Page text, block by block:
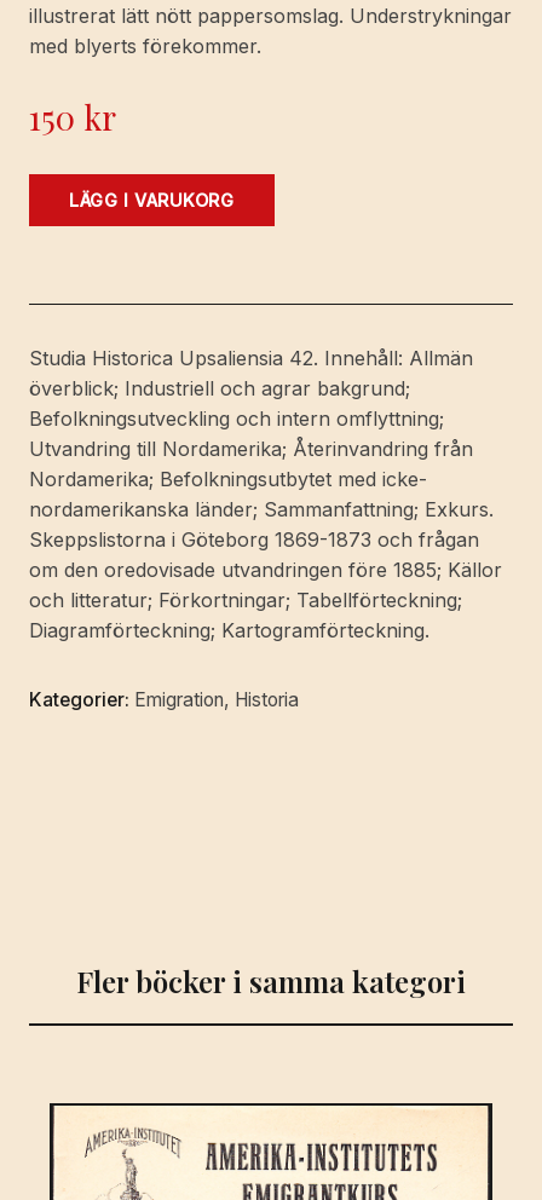
illustrerat lätt nött pappersomslag. Understrykningar
med blyerts förekommer.
150 kr
Västernorrland
1913.
och
återinvandring.
With
a
summary
in
English.
Ak.
avh.
mängd
LÄGG I VARUKORG
Studia Historica Upsaliensia 42. Innehåll: Allmän
överblick; Industriell och agrar bakgrund;
Befolkningsutveckling och intern omflyttning;
Utvandring till Nordamerika; Återinvandring från
Nordamerika; Befolkningsutbytet med icke-
nordamerikanska länder; Sammanfattning; Exkurs.
Skeppslistorna i Göteborg 1869-1873 och frågan
om den oredovisade utvandringen före 1885; Källor
och litteratur; Förkortningar; Tabellförteckning;
Diagramförteckning; Kartogramförteckning.
Kategorier: Emigration, Historia
Fler böcker i samma kategori